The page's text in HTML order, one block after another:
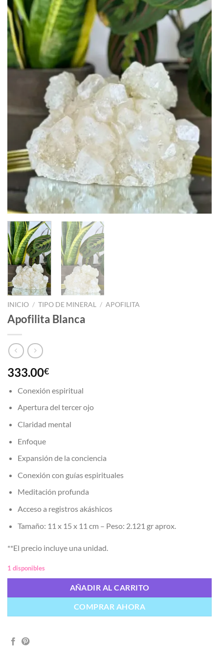
INICIO / TIPO DE MINERAL / APOFILITA
Apofilita Blanca
333.00€
Conexión espiritual
Apertura del tercer ojo
Claridad mental
Enfoque
Expansión de la conciencia
Conexión con guías espirituales
Meditación profunda
Acceso a registros akáshicos
Tamaño: 11 x 15 x 11 cm – Peso: 2.121 gr aprox.
**El precio incluye una unidad.
1 disponibles
AÑADIR AL CARRITO
COMPRAR AHORA